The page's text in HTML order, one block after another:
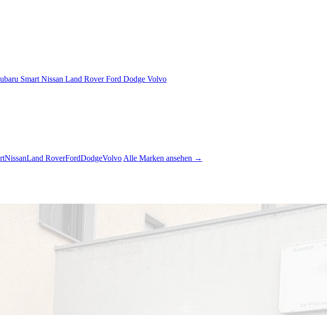
Smart Nissan Land RoverFord Dodge Volvo
NissanLand RoverFordDodgeVolvo Alle Marken ansehen →